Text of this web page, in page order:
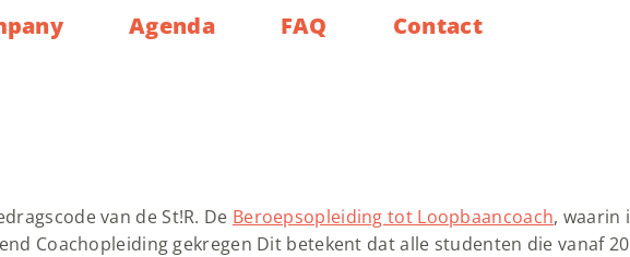
Agenda FAQ Contact
van de St!R. De Beroepsopleiding tot Loopbaancoach, waarin
Coachopleiding gekregen Dit betekent dat alle studenten die vanaf